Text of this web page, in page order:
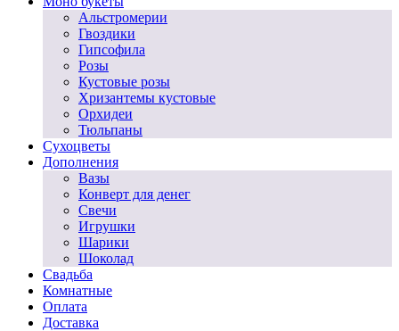
Альстромерии
Гвоздики
Гипсофила
Розы
Кустовые розы
Хризантемы кустовые
Орхидеи
Тюльпаны
Сухоцветы
Дополнения
Вазы
Конверт для денег
Свечи
Игрушки
Шарики
Шоколад
Свадьба
Комнатные
Оплата
Доставка